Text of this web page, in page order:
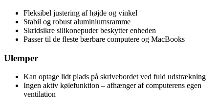
Fleksibel justering af højde og vinkel
Stabil og robust aluminiumsramme
Skridsikre silikonepuder beskytter enheden
Passer til de fleste bærbare computere og MacBooks
Ulemper
Kan optage lidt plads på skrivebordet ved fuld udstrækning
Ingen aktiv kølefunktion – afhænger af computerens egen
ventilation